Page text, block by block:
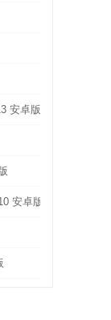
安卓版
安卓版